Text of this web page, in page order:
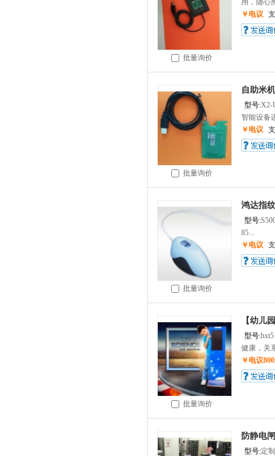
批量询价
用，随心
￥电议
批量询价
自助米
型号:X2-
智能设备
￥电议
批量询价
鸿达指
型号:
85...
￥电议
批量询价
【幼儿
型号:hxt5
健康，关
￥电议
防静电
型号:定制